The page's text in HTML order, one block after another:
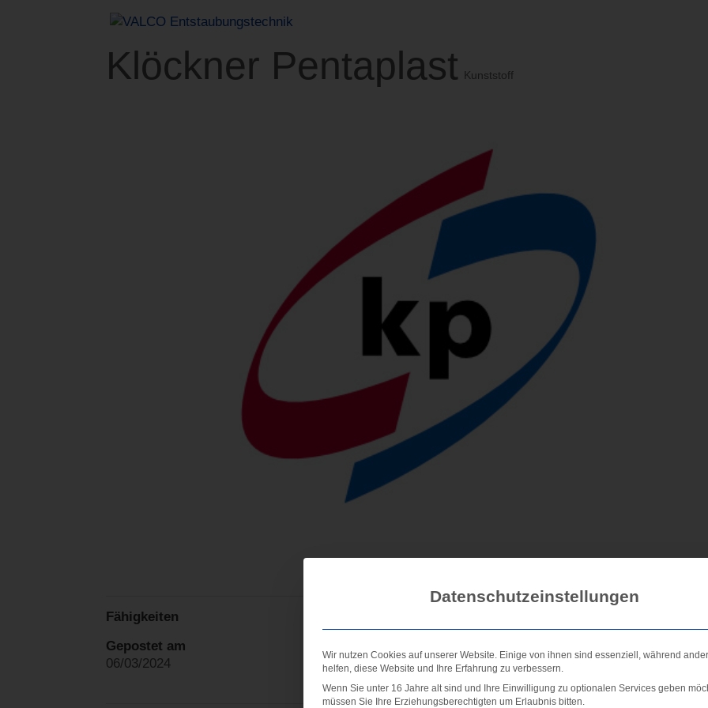
Klöckner Pentaplast Kunststoff
Fähigkeiten
Gepostet am
06/03/2024
Datenschutzeinstellungen
Wir nutzen Cookies auf unserer Website. Einige von ihnen sind essenziell, während
helfen, diese Website und Ihre Erfahrung zu verbessern.
Wenn Sie unter 16 Jahre alt sind und Ihre Einwilligung zu optionalen Services geben
müssen Sie Ihre Erziehungsberechtigten um Erlaubnis bitten.